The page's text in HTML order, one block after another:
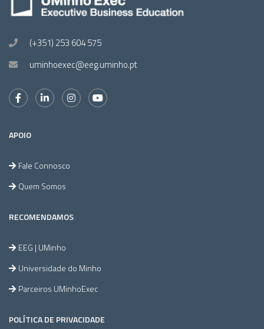
(+351) 253 604 575
uminhoexec@eeg.uminho.pt
APOIO
Fale Connosco
Quem Somos
RECOMENDAMOS
EEG | UMinho
Universidade do Minho
Parceiros UMinhoExec
POLÍTICA DE PRIVACIDADE